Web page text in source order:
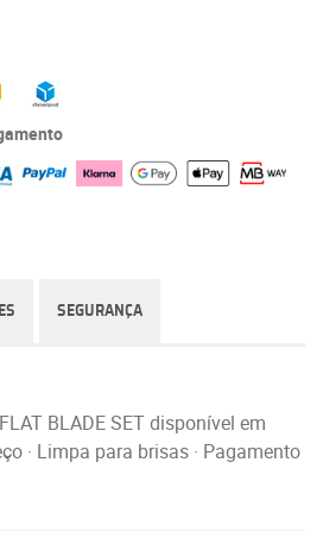
SEGURANÇA
BLADE SET disponível em
· Limpa para brisas · Pagamento